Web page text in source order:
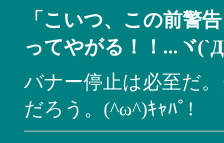
「こいつ、この前警
ってやがる！！...ヾ
バナー停止は必至だ
だろう。(^ω^)ｷｬﾊﾟ!